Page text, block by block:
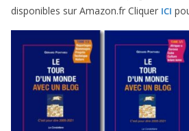
dis­po­nibles sur Amazon​.fr Cliquer ICI